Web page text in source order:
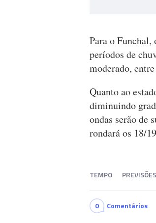
Para o
períodos de
moderado,
Quanto ao
diminuindo
ondas serão de
rondará os 18/
TEMPO
0 Comentários